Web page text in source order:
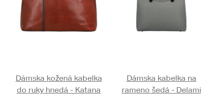
Dámska kožená kabelka
do ruky hnedá - Katana
Dámska kabelka na
rameno šedá - Delami